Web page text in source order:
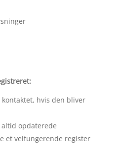
hvis den bliver
opdaterede
et velfungerende register